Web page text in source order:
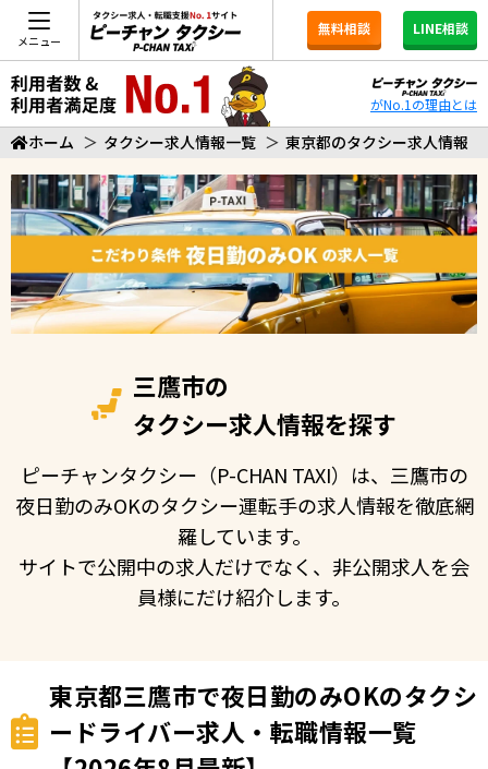
メニュー
無料相談 LINE相談
がNo.1の理由とは
ホーム ＞ タクシー求人情報一覧 ＞ 東京都のタクシー求人情報
三鷹市の
タクシー求人情報を探す
ピーチャンタクシー（P-CHAN TAXI）は、三鷹市の
夜日勤のみOKのタクシー運転手の求人情報を徹底網
羅しています。
サイトで公開中の求人だけでなく、非公開求人を会
員様にだけ紹介します。
東京都三鷹市で夜日勤のみOKのタクシ
ードライバー求人・転職情報一覧